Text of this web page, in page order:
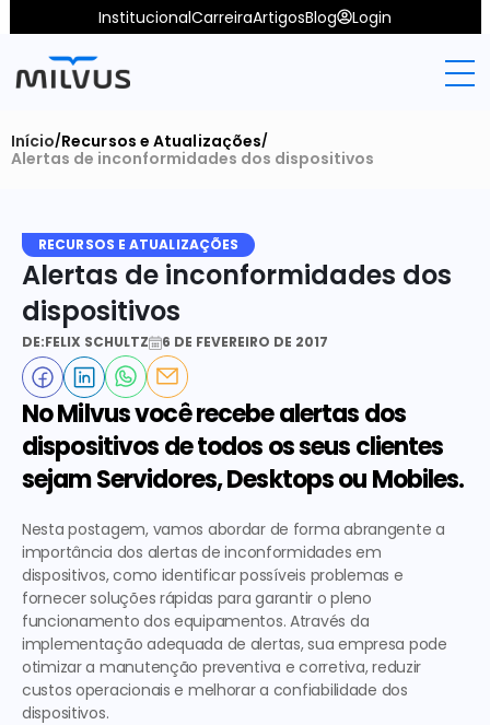
InstitucionalCarreiraArtigosBlog Login
Início/Recursos e Atualizações/
Alertas de inconformidades dos dispositivos
RECURSOS E ATUALIZAÇÕES
Alertas de inconformidades dos
dispositivos
DE:FELIX SCHULTZ 6 DE FEVEREIRO DE 2017
No Milvus você recebe alertas dos
dispositivos de todos os seus clientes
Nesta postagem, vamos abordar de forma abrangente a
importância dos alertas de inconformidades em
dispositivos, como identificar possíveis problemas e
fornecer soluções rápidas para garantir o pleno
funcionamento dos equipamentos. Através da
implementação adequada de alertas, sua empresa pode
otimizar a manutenção preventiva e corretiva, reduzir
custos operacionais e melhorar a confiabilidade dos
dispositivos.